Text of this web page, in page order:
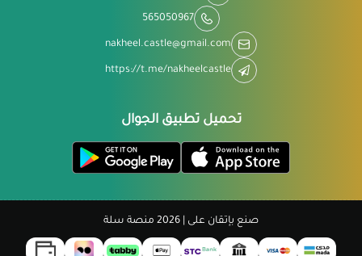
565050967
nakheel.castle@gmail.com
https://t.me/nakheelcastle
تحميل تطبيق الجوال
صنع بإتقان على | 2026 منصة سلة